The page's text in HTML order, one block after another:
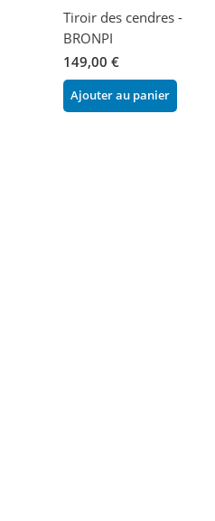
Tiroir des cendres -
BRONPI
149,00 €
Ajouter au panier